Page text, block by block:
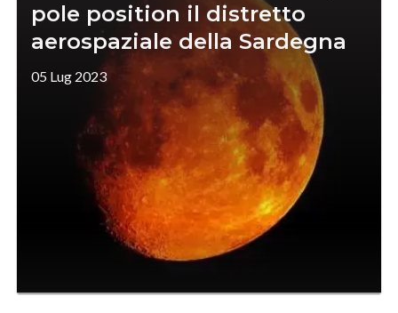
pole position il distretto
aerospaziale della Sardegna
05 Lug 2023